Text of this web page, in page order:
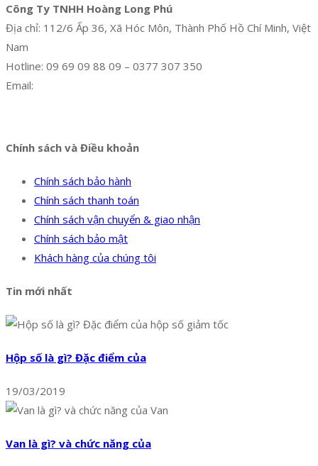
Công Ty TNHH Hoàng Long Phú
Địa chỉ: 112/6 Ấp 36, Xã Hóc Môn, Thành Phố Hồ Chí Minh, Việt
Nam
Hotline: 09 69 09 88 09 – 0377 307 350
Email:
Chính sách và Điều khoản
Chính sách bảo hành
Chính sách thanh toán
Chính sách vận chuyển & giao nhận
Chính sách bảo mật
Khách hàng của chúng tôi
Tin mới nhất
Hộp số là gì? Đặc điểm của
19/03/2019
Van là gì? và chức năng của